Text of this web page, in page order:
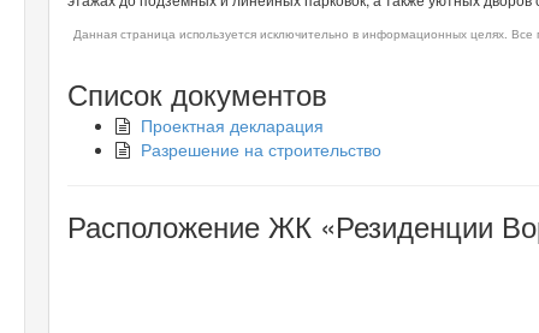
Данная страница используется исключительно в информационных целях.
Список документов
Проектная декларация
Разрешение на строительство
Расположение ЖК «Резиденции